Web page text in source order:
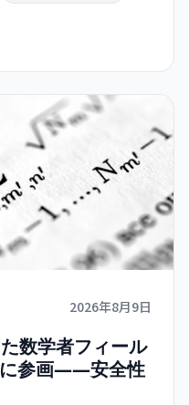
2026年8月9日
数学者フィール
に参画――安全性